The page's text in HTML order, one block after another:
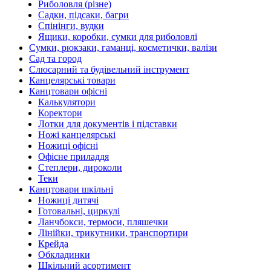
Риболовля (різне)
Садки, підсаки, багри
Спінінги, вудки
Ящики, коробки, сумки для риболовлі
Сумки, рюкзаки, гаманці, косметички, валізи
Сад та город
Слюсарний та будівельний інструмент
Канцелярські товари
Канцтовари офісні
Калькулятори
Коректори
Лотки для документів і підставки
Ножі канцелярські
Ножиці офісні
Офісне приладдя
Степлери, дироколи
Теки
Канцтовари шкільні
Ножиці дитячі
Готовальні, циркулі
Ланчбокси, термоси, пляшечки
Лінійки, трикутники, транспортири
Крейда
Обкладинки
Шкільний асортимент